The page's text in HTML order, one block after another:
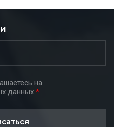
на
данных *